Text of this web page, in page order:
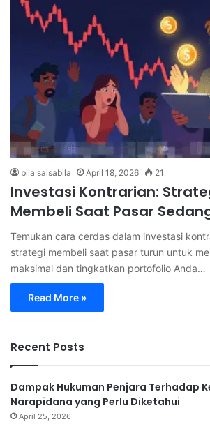
bila salsabila April 18, 2026 21
Investasi Kontrarian:
Membeli Saat Pasar
Temukan cara cerdas dalam investasi
strategi membeli saat pasar turun untuk
maksimal dan tingkatkan portofolio Anda…
Read More »
Recent Posts
Dampak Hukuman Penjara Terhadap
Narapidana yang Perlu Diketahui
April 25, 2026